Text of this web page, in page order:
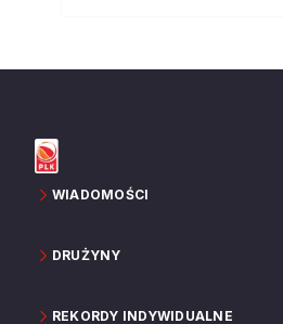
WIADOMOŚCI
DRUŻYNY
REKORDY INDYWIDUALNE